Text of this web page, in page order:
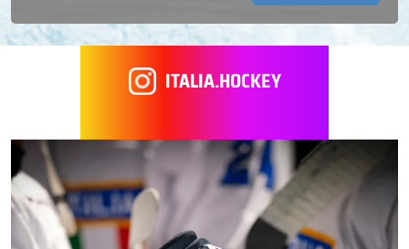
ITALIA.HOCKEY